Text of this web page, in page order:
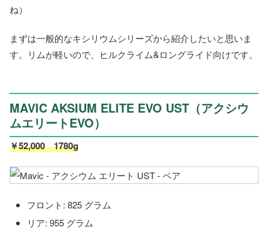
ね）
まずは一般的なキシリウムシリーズから紹介したいと思いま
す。リムが軽いので、ヒルクライム&ロングライド向けです。
MAVIC AKSIUM ELITE EVO UST（アクシウ
ムエリートEVO）
￥52,000 1780g
フロント: 825 グラム
リア: 955 グラム